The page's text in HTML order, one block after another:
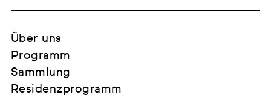
Über uns
Programm
Sammlung
Residenzprogramm